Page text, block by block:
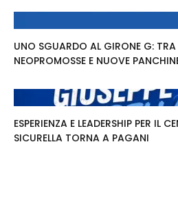
UNO SGUARDO AL GIRONE G:
NEOPROMOSSE E NUOVE
ESPERIENZA E LEADERSHIP PER IL
SICURELLA TORNA A PAGANI